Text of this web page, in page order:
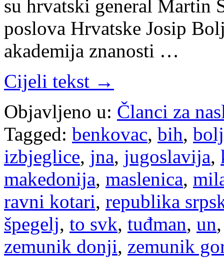
su hrvatski general Martin
poslova Hrvatske Josip
akademija znanosti …
Cijeli tekst →
Objavljeno u: Članci za
Tagged: benkovac, bih,
izbjeglice, jna, jugoslavija,
makedonija, maslenica,
ravni kotari, republika
špegelj, to svk, tuđman, un
zemunik donji, zemunik